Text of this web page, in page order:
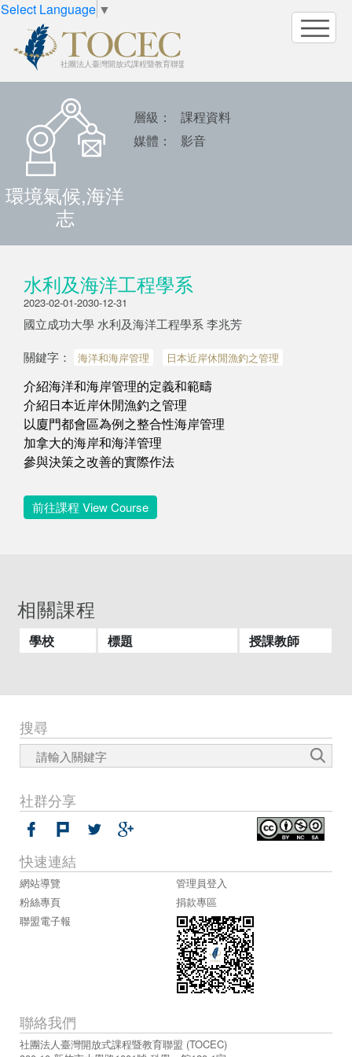
Select Language ▼
環境氣候,海洋
志
層級：
課程資料
媒體：
影音
水利及海洋工程學系
2023-02-01-2030-12-31
國立成功大學 水利及海洋工程學系 李兆芳
關鍵字：
海洋和海岸管理
日本近岸休閒漁釣之管理
介紹海洋和海岸管理的定義和範疇
介紹日本近岸休閒漁釣之管理
以廈門都會區為例之整合性海岸管理
加拿大的海岸和海洋管理
參與決策之改善的實際作法
前往課程 View Course
相關課程
學校 標題 授課教師
搜尋
社群分享
聯絡我們
社團法人臺灣開放式課程暨教育聯盟 (TOCEC)
快速連結
網站導覽
管理員登入
粉絲專頁
捐款專區
聯盟電子報